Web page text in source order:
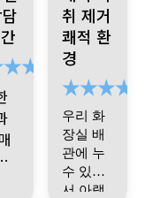
취 제거
쾌적 환
경
우리 화
장실 배
관에 누
수 있어
서 아랫